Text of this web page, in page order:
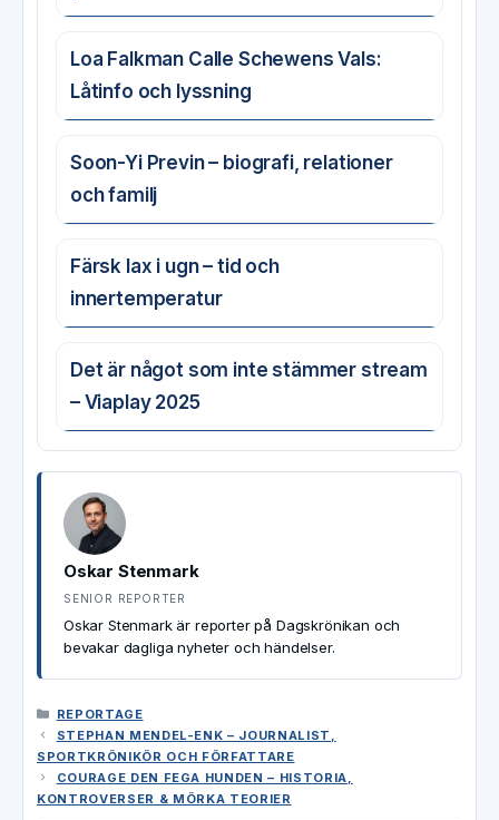
Loa Falkman Calle Schewens Vals:
Låtinfo och lyssning
Soon-Yi Previn – biografi, relationer
och familj
Färsk lax i ugn – tid och
innertemperatur
Det är något som inte stämmer stream
– Viaplay 2025
Oskar Stenmark
SENIOR REPORTER
Oskar Stenmark är reporter på Dagskrönikan och
bevakar dagliga nyheter och händelser.
KATEGORIER
REPORTAGE
STEPHAN MENDEL-ENK – JOURNALIST,
SPORTKRÖNIKÖR OCH FÖRFATTARE
COURAGE DEN FEGA HUNDEN – HISTORIA,
KONTROVERSER & MÖRKA TEORIER